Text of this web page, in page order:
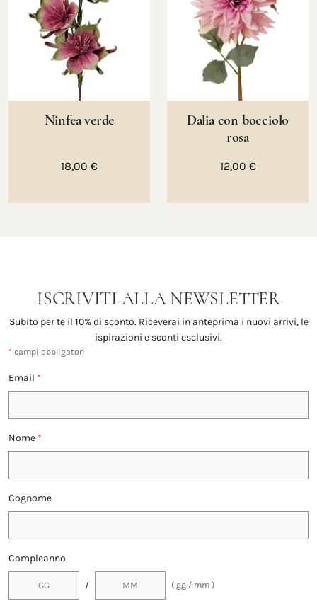
Ninfea verde
18,00 €
Dalia con bocciolo
rosa
12,00 €
ISCRIVITI ALLA NEWSLETTER
Subito per te il 10% di sconto. Riceverai in anteprima i nuovi arrivi, le
ispirazioni e sconti esclusivi.
* campi obbligatori
Email *
Nome *
Cognome
Compleanno
/ ( gg / mm )